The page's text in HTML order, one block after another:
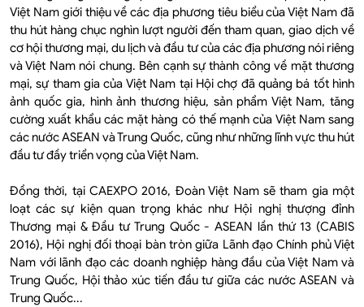
Việt Nam giới thiệu về các địa phương tiêu biểu của Việt Nam đã
thu hút hàng chục nghìn lượt người đến tham quan, giao dịch về
cơ hội thương mại, du lịch và đầu tư của các địa phương nói riêng
và Việt Nam nói chung. Bên cạnh sự thành công về mặt thương
mại, sự tham gia của Việt Nam tại Hội chợ đã quảng bá tốt hình
ảnh quốc gia, hình ảnh thương hiệu, sản phẩm Việt Nam, tăng
cường xuất khẩu các mặt hàng có thế mạnh của Việt Nam sang
các nước ASEAN và Trung Quốc, cũng như những lĩnh vực thu hút
đầu tư đầy triển vọng của Việt Nam.
Đồng thời, tại CAEXPO 2016, Đoàn Việt Nam sẽ tham gia một
loạt các sự kiện quan trọng khác như Hội nghị thượng đỉnh
Thương mại & Đầu tư Trung Quốc - ASEAN lần thứ 13 (CABIS
2016), Hội nghị đối thoại bàn tròn giữa Lãnh đạo Chính phủ Việt
Nam với lãnh đạo các doanh nghiệp hàng đầu của Việt Nam và
Trung Quốc, Hội thảo xúc tiến đầu tư giữa các nước ASEAN và
Trung Quốc...